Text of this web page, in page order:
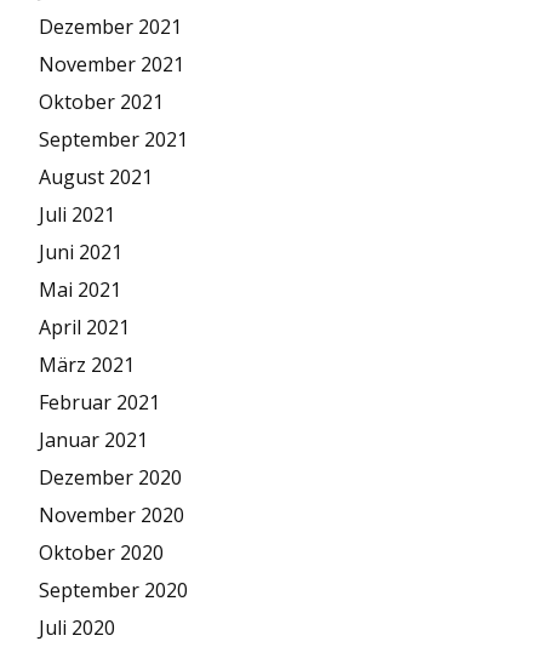
Dezember 2021
November 2021
Oktober 2021
September 2021
August 2021
Juli 2021
Juni 2021
Mai 2021
April 2021
März 2021
Februar 2021
Januar 2021
Dezember 2020
November 2020
Oktober 2020
September 2020
Juli 2020